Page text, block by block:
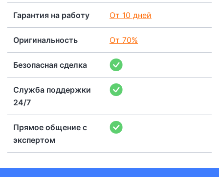
Гарантия на работу От 10 дней
Оригинальность От 70%
Безопасная сделка
Служба поддержки
24/7
Прямое общение с
экспертом